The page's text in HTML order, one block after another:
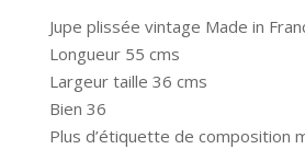
Jupe plissée vintage Made in
Longueur 55 cms
Largeur taille 36 cms
Bien 36
Plus d’étiquette de composition